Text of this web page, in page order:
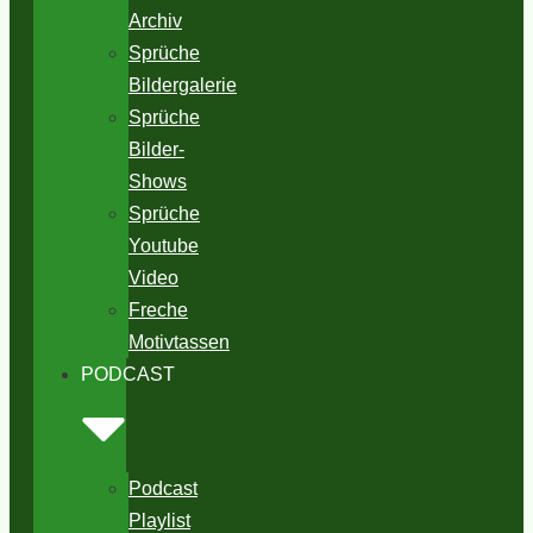
Archiv
Sprüche
Bildergalerie
Sprüche
Bilder-
Shows
Sprüche
Youtube
Video
Freche
Motivtassen
PODCAST
Podcast
Playlist